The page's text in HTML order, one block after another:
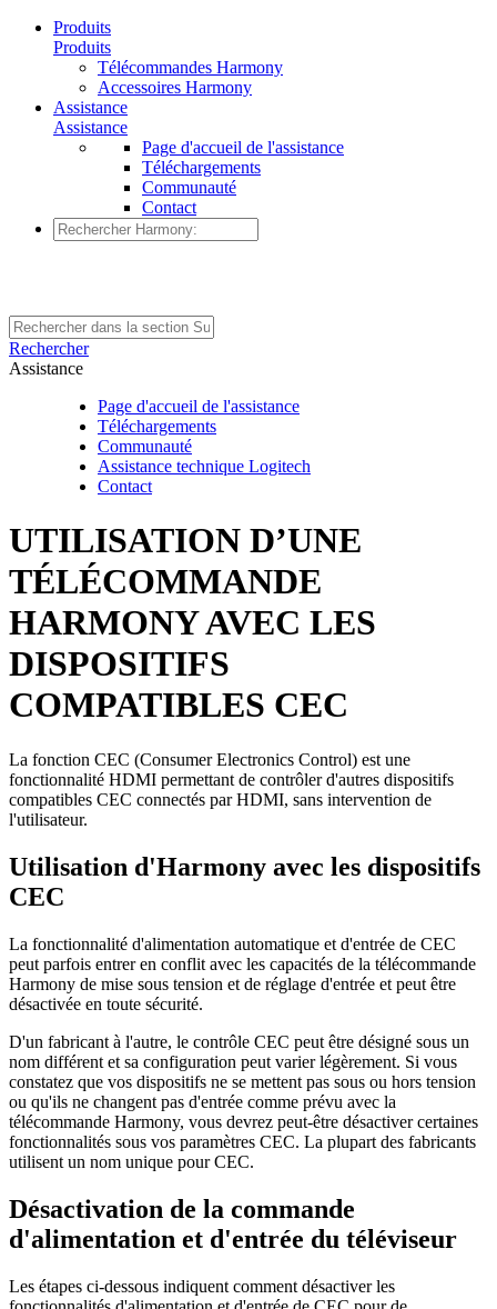
Produits
Produits
Télécommandes Harmony
Accessoires Harmony
Assistance
Assistance
Page d'accueil de l'assistance
Téléchargements
Communauté
Contact
Rechercher
Assistance
Page d'accueil de l'assistance
Téléchargements
Communauté
Assistance technique Logitech
Contact
UTILISATION D’UNE
TÉLÉCOMMANDE
HARMONY AVEC LES
DISPOSITIFS
COMPATIBLES CEC
La fonction CEC (Consumer Electronics Control) est une
fonctionnalité HDMI permettant de contrôler d'autres dispositifs
compatibles CEC connectés par HDMI, sans intervention de
l'utilisateur.
Utilisation d'Harmony avec les dispositifs
CEC
La fonctionnalité d'alimentation automatique et d'entrée de CEC
peut parfois entrer en conflit avec les capacités de la télécommande
Harmony de mise sous tension et de réglage d'entrée et peut être
désactivée en toute sécurité.
D'un fabricant à l'autre, le contrôle CEC peut être désigné sous un
nom différent et sa configuration peut varier légèrement. Si vous
constatez que vos dispositifs ne se mettent pas sous ou hors tension
ou qu'ils ne changent pas d'entrée comme prévu avec la
télécommande Harmony, vous devrez peut-être désactiver certaines
fonctionnalités sous vos paramètres CEC. La plupart des fabricants
utilisent un nom unique pour CEC.
Désactivation de la commande
d'alimentation et d'entrée du téléviseur
Les étapes ci-dessous indiquent comment désactiver les